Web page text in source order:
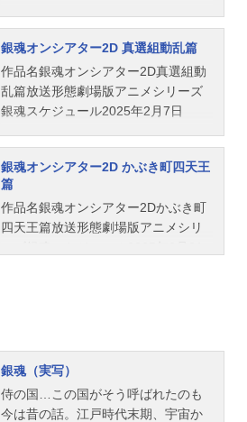
中井和哉沖田総悟：鈴村健一虚／吉
田松陽：山寺宏一スタッフ原作：空
知英秋（集英社ジャンプコミックス
刊）監督／脚本：宮...
沖田総悟：鈴村健一山崎退：太田哲
治お登勢：くじらキャサリン：杉本
ゆうたま：南央美猿赫：山口勝平ス
タッフ原作／スーパーアドバイザー
ゴリラ：空知英秋（集英社ジャンプ
修：藤田陽一脚本：岸本卓キャラク
ターデザイン／総作画監督：竹内進
二デザインワークス：中村ユミ色彩
設計：歌...
ケンカを売った。それは、居場所が
どこにもない鉄之助に、どうしよう
もないバラガキだった頃の自分を重
ねたからだ――。土方の過去を知
り、その姿を目標に強くなることを
を届ける任務を土方から託され、全
うしようと意気込むが、しかしその
道中で過激攘夷集団知恵空党（チェ
ケラとう）に囚われてしまう。彼ら
の目的は、警察の縁者である鉄之助
恵...
と交わした約束を信じ、今も鈴蘭が
吉原に留まり続けていることを日輪
から聞かされたた銀時と月詠は、そ
れぞれ彼女の想い人に繋がる手がか
りを探し始める。程なくして万事屋
り着くが、それは先代将軍・徳川
定々に纏わるものであった。真相を
確かめるべく、現将軍・徳川茂茂の
妹君であるそよ姫のもとへ、親友の
神楽が友達を連れて遊びに来たとい
一行が常に目を光らせている状況で
あった。どうにか城内を自由に動く
ためのカモフラージュとして缶蹴り
を始める銀時たちであったが、蹴り
っていた。そんな時代に侍魂を持っ
た男が一人。その名は、坂田金時。
金髪ストレートパーマ＆まっすぐな
魂をもつこの男の営む「万事屋金ち
ゃん」は、金時に全幅の信頼を寄せ
順な神楽の3人体制で数々の依頼をこ
なし、更には金時のパーフェクトな
人柄や羽振りの良さもあり、かぶき
町の誰もから厚い信頼を勝ち取って
いた。そんな順風満帆な日々を送る
ちはこのトラブルを見事解決し、か
ぶき町の平穏を取り戻すことができ
るのか――!?作品名銀魂オンシアタ
ー2D金魂篇放送形態劇場版アニメシ
銀魂オンシアター2D 真選組動乱篇
作品名銀魂オンシアター2D真選組動
乱篇放送形態劇場版アニメシリーズ
銀魂スケジュール2025年2月7日
ャスト坂田銀時：杉田智和志村新
八：阪口大助神楽：釘宮理恵土方十
四郎：中井和哉伊東鴨太郎：真殿光
昭近藤勲：千葉進歩沖田総悟：鈴村
健一山崎退：太田哲治スタッフ原
5アニメ映画(C)空知英秋／集英社・
テレビ東京・電通・BNP(C)空知英秋
／集英社・テレビ東京・電通・BN
P・アニプレックス『銀魂オンシアタ
銀魂オンシアター2D かぶき町四天王
篇
作品名銀魂オンシアター2Dかぶき町
四天王篇放送形態劇場版アニメシリ
（集英社ジャンプコミックス刊）監
督：藤田陽一監修：高松信司脚本：
大和屋暁キャラクターデザイン・総
銀魂（実写）
侍の国…この国がそう呼ばれたのも
今は昔の話。江戸時代末期、宇宙か